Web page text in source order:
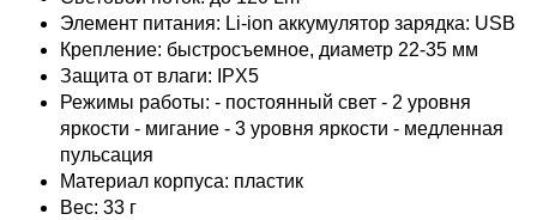
Элемент питания: Li-ion аккумулятор зарядка: USB
Крепление: быстросъемное, диаметр 22-35 мм
Защита от влаги:
IPX5
Режимы работы: - постоянный свет - 2 уровня
яркости - мигание - 3 уровня яркости - медленная
пульсация
Материал корпуса: пластик
Вес: 33 г